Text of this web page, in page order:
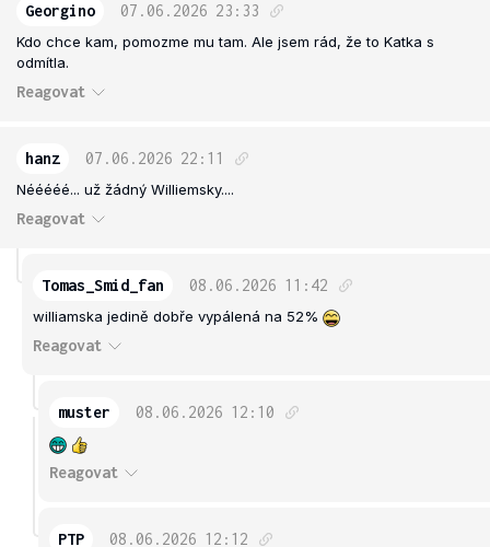
Georgino 07.06.2026 23:33
Kdo chce kam, pomozme mu tam. Ale jsem rád, že to Katka s
odmítla.
Reagovat
hanz 07.06.2026 22:11
Nééééé... už žádný Williemsky....
Reagovat
Tomas_Smid_fan 08.06.2026 11:42
williamska jedině dobře vypálená na 52%
Reagovat
muster 08.06.2026 12:10
Reagovat
PTP 08.06.2026 12:12